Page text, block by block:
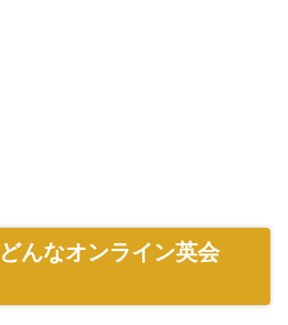
んなオンライン英会